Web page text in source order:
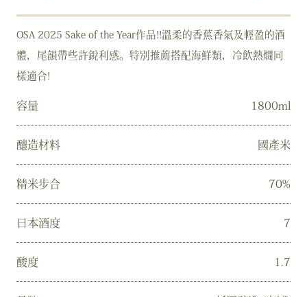
OSA 2025 Sake of the Year作品!!溫柔的香蕉香氣及輕盈的酒
體，尾韻帶些許銳利感。特別推薦搭配海鮮類，冷飲熱燗同
樣適合!
容量 1800ml
釀造材料 國產米
精米步合 70%
日本酒度 7
酸度 1.7